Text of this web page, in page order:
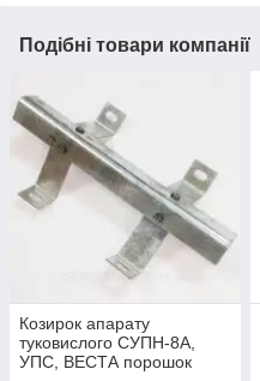
Подібні товари компанії
Козирок апарату
туковислого СУПН-8А,
УПС, ВЕСТА порошок